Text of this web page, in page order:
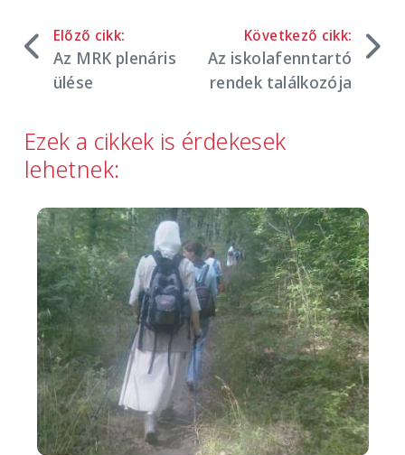
Előző cikk:
Az MRK plenáris
ülése
Következő cikk:
Az iskolafenntartó
rendek találkozója
Ezek a cikkek is érdekesek
lehetnek:
Image